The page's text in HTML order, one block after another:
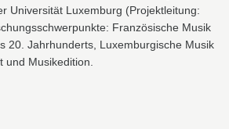
Universität Luxemburg (Projektleitung:
Französische Musik
20. Jahrhunderts, Luxemburgische Musik
Musikedition.